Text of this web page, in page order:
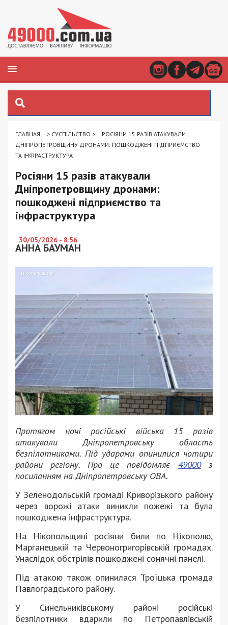
ГЛАВНАЯ > СУСПІЛЬСТВО >
РОСІЯНИ 15 РАЗІВ АТАКУВАЛИ
ДНІПРОПЕТРОВЩИНУ ДРОНАМИ: ПОШКОДЖЕНІ ПІДПРИЄМСТВО
ТА ІНФРАСТРУКТУРА
Росіяни 15 разів атакували
Дніпропетровщину дронами:
пошкоджені підприємство та
інфраструктура
30/05/2026 - 8:56
АННА БАУМАН
Протягом ночі російські війська 15 разів
атакували Дніпропетровську область
безпілотниками. Під ударами опинилися чотири
райони регіону. Про це повідомляє 49000з
посиланням на Дніпропетровську ОВА.
У Зеленодольській громаді Криворізького району
через ворожі атаки виникли пожежі та була
пошкоджена інфраструктура.
На Нікопольщині росіяни били по Нікополю,
Марганецькій та Червоногригорівській громадах.
Унаслідок обстрілів пошкоджені сонячні панелі.
Під атакою також опинилася Троїцька громада
Павлоградського району.
У Синельниківському районі російські
безпілотники вдарили по Петропавлівській